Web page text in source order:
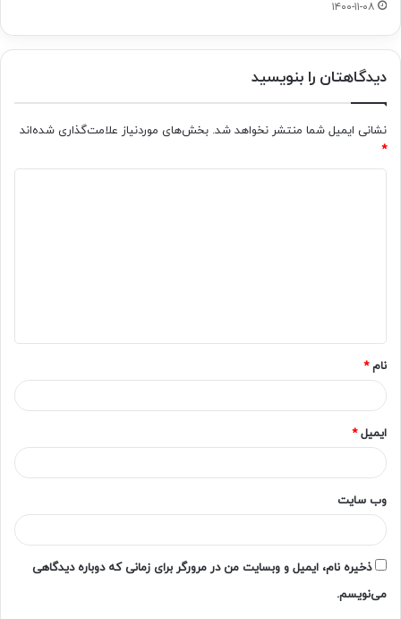
۱۴۰۰-۱۱-۰۸
دیدگاهتان را بنویسید
نشانی ایمیل شما منتشر نخواهد شد. بخش‌های موردنیاز علامت‌گذاری شده‌اند
*
*
نام*
ایمیل*
وب‌ سایت
ذخیره نام، ایمیل و وبسایت من در مرورگر برای زمانی که دوباره دیدگاهی
می‌نویسم.